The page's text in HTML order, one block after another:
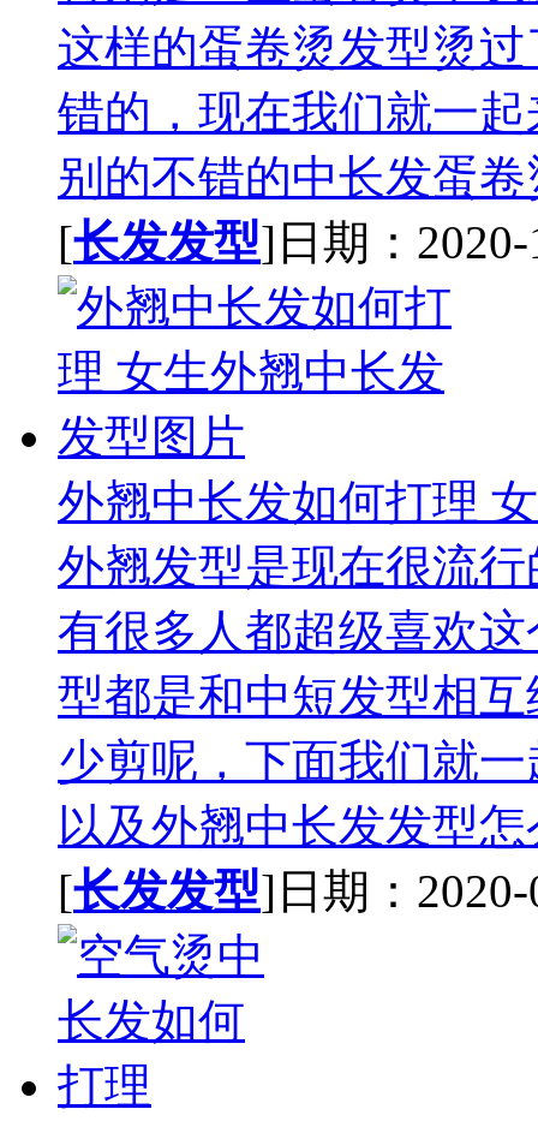
这样的蛋卷烫发型烫
错的，现在我们就一
别的不错的中长发蛋
[长发发型]日期：2020-
外翘中长发如何打理
外翘发型是现在很流
有很多人都超级喜欢
型都是和中短发型相
少剪呢，下面我们就
以及外翘中长发发型
[长发发型]日期：2020-